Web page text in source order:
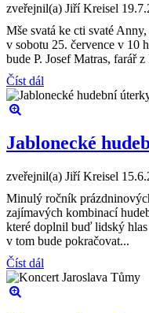
zveřejnil(a) Jiří Kreisel
Mše svatá ke cti svaté
v sobotu 25. července v 10
bude P. Josef Matras, farář
Číst dál
Jablonecké
zveřejnil(a) Jiří Kreisel
Minulý ročník
zajímavých kombinací
které doplnil buď lidský
v tom bude pokračovat...
Číst dál